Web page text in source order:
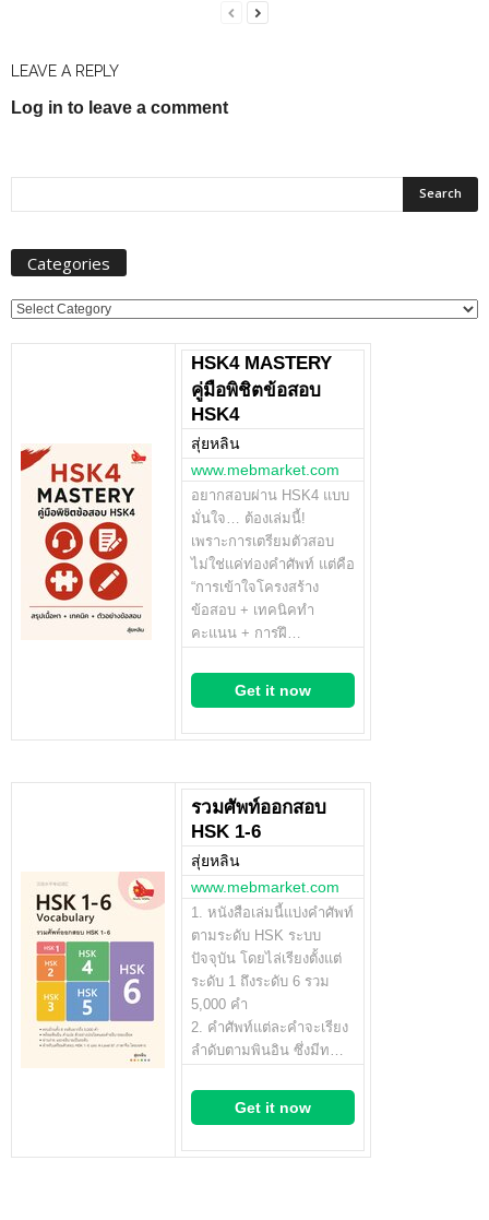
LEAVE A REPLY
Log in to leave a comment
Categories
Categories
HSK4 MASTERY
คู่มือพิชิตข้อสอบ
HSK4
สุ่ยหลิน
www.mebmarket.com
อยากสอบผ่าน HSK4 แบบ
มั่นใจ… ต้องเล่มนี้!
เพราะการเตรียมตัวสอบ
ไม่ใช่แค่ท่องคำศัพท์ แต่คือ
“การเข้าใจโครงสร้าง
ข้อสอบ + เทคนิคทำ
คะแนน + การฝึ…
Get it now
รวมศัพท์ออกสอบ
HSK 1-6
สุ่ยหลิน
www.mebmarket.com
1. หนังสือเล่มนี้แบ่งคำศัพท์
ตามระดับ HSK ระบบ
ปัจจุบัน โดยไล่เรียงตั้งแต่
ระดับ 1 ถึงระดับ 6 รวม
5,000 คำ
2. คำศัพท์แต่ละคำจะเรียง
ลำดับตามพินอิน ซึ่งมีท…
Get it now